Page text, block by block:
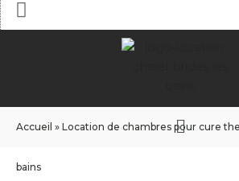
Accueil » Location de chambres pour cure
bains